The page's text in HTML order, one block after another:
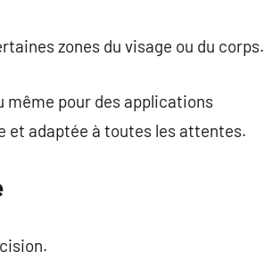
zones du visage ou du corps.
même pour des applications
et adaptée à toutes les attentes.